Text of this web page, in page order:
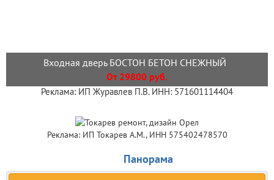
Входная дверь БОСТОН БЕТОН СНЕЖНЫЙ
От 29800 руб.
Реклама: ИП Журавлев П.В. ИНН: 571601114404
Реклама: ИП Токарев А.М., ИНН 575402478570
Панорама